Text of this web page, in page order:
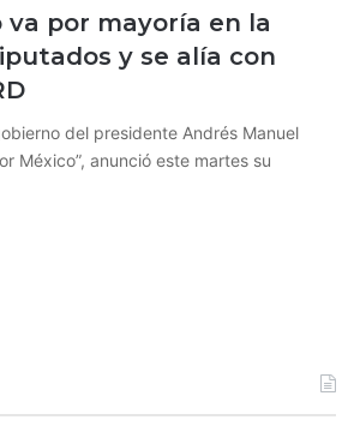
va por mayoría en la
y se alía con
del presidente Andrés Manuel
México”, anunció este martes su